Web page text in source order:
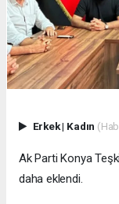
Erkek| Kadın
Ak Parti Konya
daha eklendi.